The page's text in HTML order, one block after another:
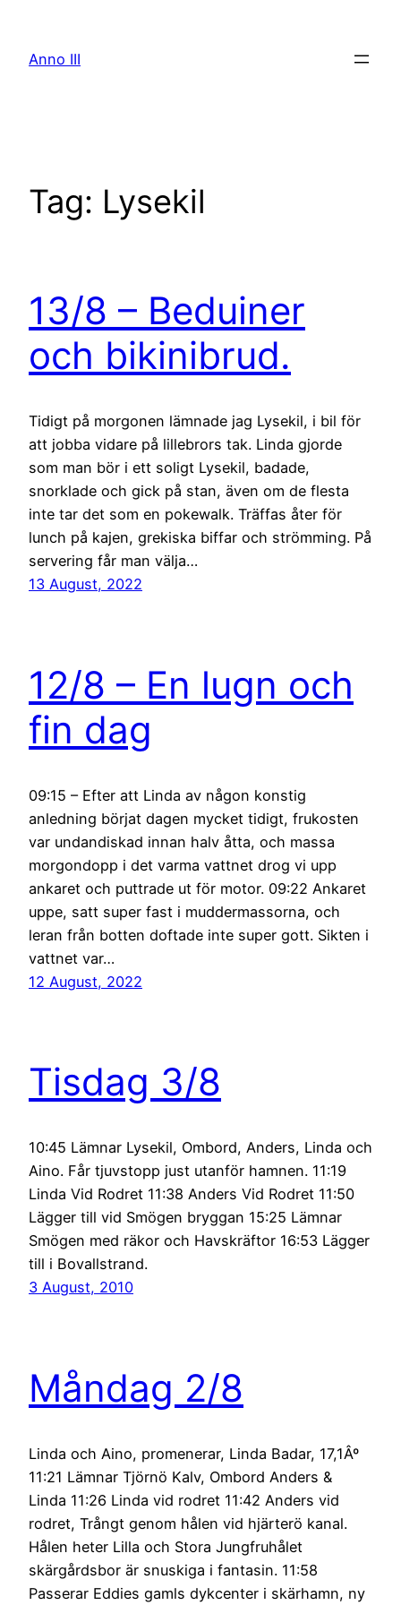
content
Anno III
Tag: Lysekil
13/8 – Beduiner
och bikinibrud.
Tidigt på morgonen lämnade jag Lysekil, i bil för
att jobba vidare på lillebrors tak. Linda gjorde
som man bör i ett soligt Lysekil, badade,
snorklade och gick på stan, även om de flesta
inte tar det som en pokewalk. Träffas åter för
lunch på kajen, grekiska biffar och strömming. På
servering får man välja…
13 August, 2022
12/8 – En lugn och
fin dag
09:15 – Efter att Linda av någon konstig
anledning börjat dagen mycket tidigt, frukosten
var undandiskad innan halv åtta, och massa
morgondopp i det varma vattnet drog vi upp
ankaret och puttrade ut för motor. 09:22 Ankaret
uppe, satt super fast i muddermassorna, och
leran från botten doftade inte super gott. Sikten i
vattnet var…
12 August, 2022
Tisdag 3/8
10:45 Lämnar Lysekil, Ombord, Anders, Linda och
Aino. Får tjuvstopp just utanför hamnen. 11:19
Linda Vid Rodret 11:38 Anders Vid Rodret 11:50
Lägger till vid Smögen bryggan 15:25 Lämnar
Smögen med räkor och Havskräftor 16:53 Lägger
till i Bovallstrand.
3 August, 2010
Måndag 2/8
Linda och Aino, promenerar, Linda Badar, 17,1Âº
11:21 Lämnar Tjörnö Kalv, Ombord Anders &
Linda 11:26 Linda vid rodret 11:42 Anders vid
rodret, Trångt genom hålen vid hjärterö kanal.
Hålen heter Lilla och Stora Jungfruhålet
skärgårdsbor är snuskiga i fantasin. 11:58
Passerar Eddies gamls dykcenter i skärhamn, ny